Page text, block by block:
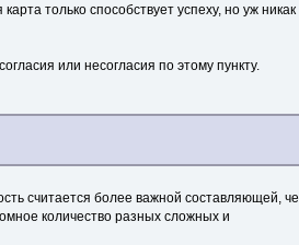
только способствует успеху, но уж никак
или несогласия по этому пункту.
считается более важной составляющей,
количество разных сложных и